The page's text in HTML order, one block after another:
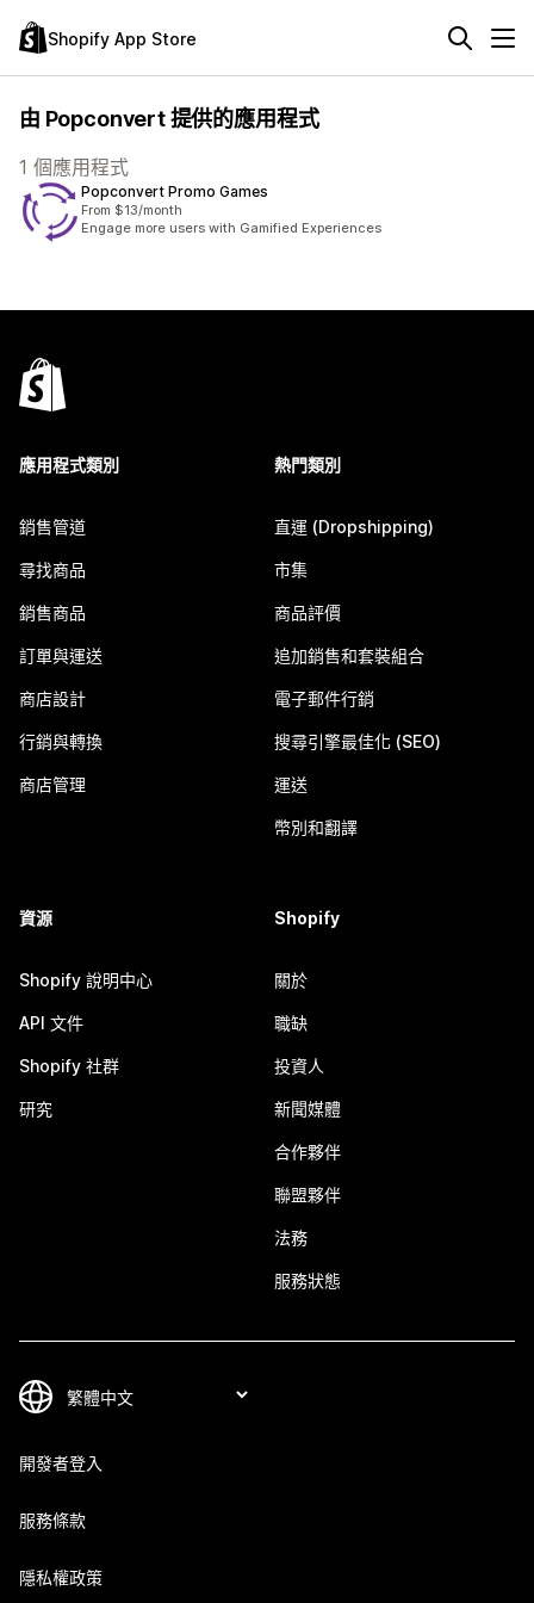
Shopify App Store
由 Popconvert 提供的應用程式
1 個應用程式
Popconvert Promo Games
From $13/month
Engage more users with Gamified Experiences
應用程式類別
銷售管道
尋找商品
銷售商品
訂單與運送
商店設計
行銷與轉換
商店管理
熱門類別
直運 (Dropshipping)
市集
商品評價
追加銷售和套裝組合
電子郵件行銷
搜尋引擎最佳化 (SEO)
運送
幣別和翻譯
資源
Shopify 說明中心
API 文件
Shopify 社群
研究
Shopify
關於
職缺
投資人
新聞媒體
合作夥伴
聯盟夥伴
法務
服務狀態
開發者登入
服務條款
隱私權政策